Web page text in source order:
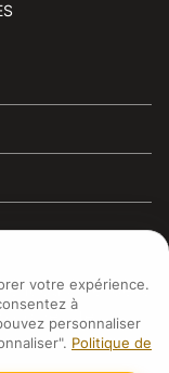
durable, de la
(MI)
votre expérience.
à
personnaliser
Politique de